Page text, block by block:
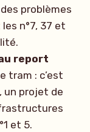
problèmes
n°7, 37 et
report
tram : c’est
un projet de
et 5.